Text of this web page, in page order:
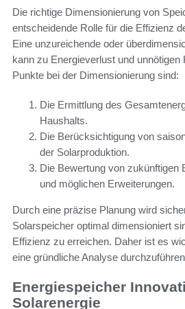
Die richtige Dimensionierung von
entscheidende Rolle für die Effizienz
Eine unzureichende oder
kann zu Energieverlust und unnötigen
Punkte bei der Dimensionierung sind:
Die Ermittlung des
Haushalts.
Die Berücksichtigung von
der Solarproduktion.
Die Bewertung von zukünftigen
und möglichen Erweiterungen.
Durch eine präzise Planung wird
Solarspeicher optimal dimensioniert
Effizienz zu erreichen. Daher ist es
eine gründliche Analyse
Energiespeicher
Solarenergie